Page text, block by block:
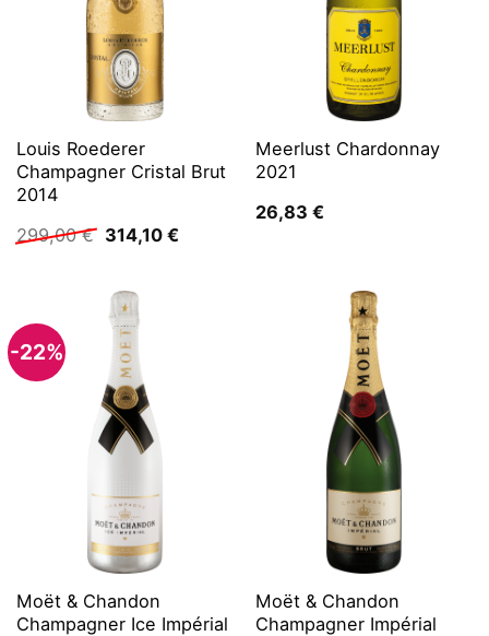
Louis Roederer
Champagner Cristal Brut
2014
299,00€ Ursprünglicher
Preis
299,00 €
314,10 €Aktueller
Meerlust Chardonnay
2021
26,83 €
-22%
Moët & Chandon
Champagner Ice Impérial
Moët & Chandon
Champagner Impérial